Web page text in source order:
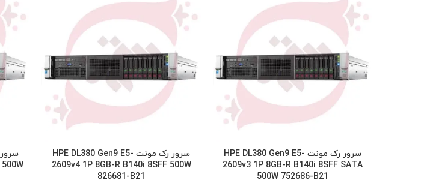
سرور رک مونت HPE DL380 Gen9 E5-
2609v3 1P 8GB-R B140i 8SFF SATA
500W 752686-B21
سرور رک مونت HPE DL380 Gen9 E5-
2609v4 1P 8GB-R B140i 8SFF 500W
826681-B21